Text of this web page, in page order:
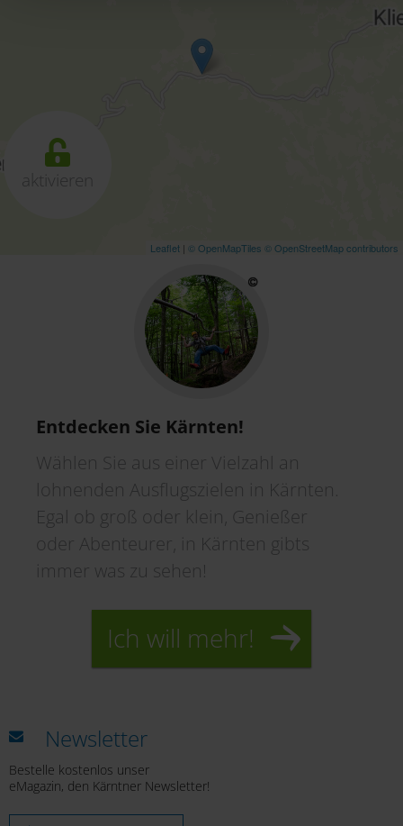
aktivieren
Leaflet | © OpenMapTiles © OpenStreetMap contributors
Entdecken Sie Kärnten!
Wählen Sie aus einer Vielzahl an
lohnenden Ausflugszielen in Kärnten.
Egal ob groß oder klein, Genießer
oder Abenteurer, in Kärnten gibts
immer was zu sehen!
Ich will mehr!
Newsletter
Bestelle kostenlos unser
eMagazin, den Kärntner Newsletter!